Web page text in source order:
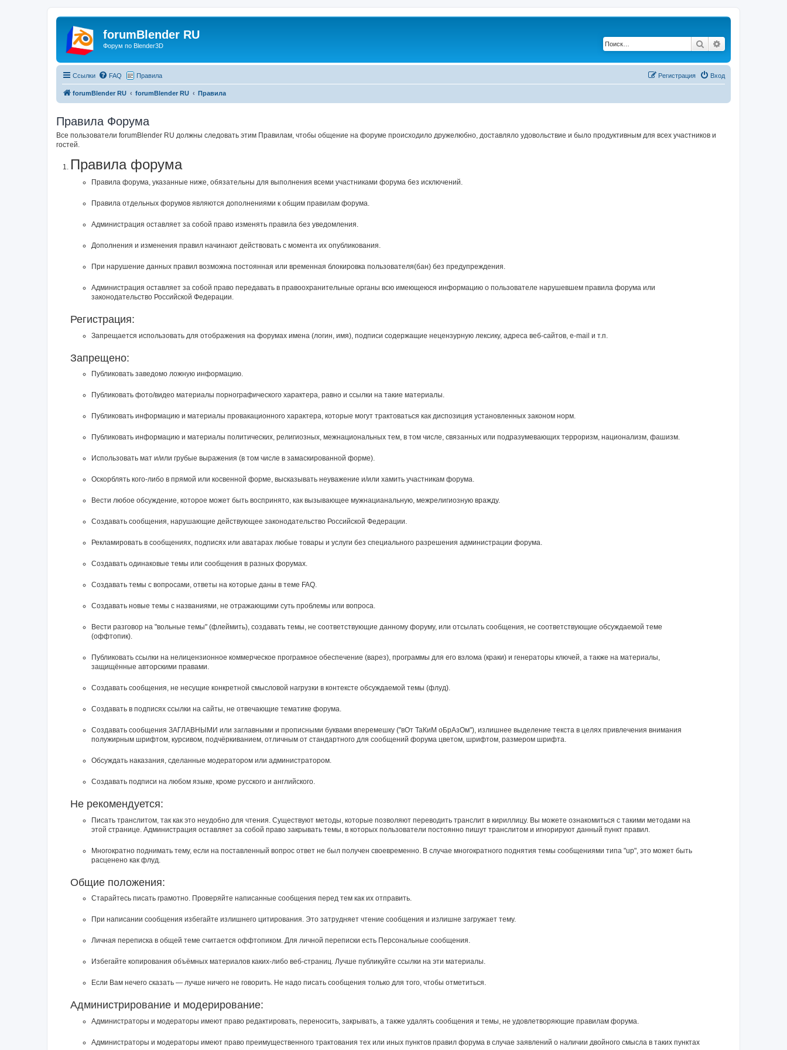
forumBlender RU
Форум по Blender3D Поиск
Ссылки FAQ Правила Вход
Регистрация
forumBlender RU forumBlender RU Правила
Правила Форума
Все пользователи forumBlender RU должны следовать этим Правилам, чтобы общение на форуме происходило дружелюбно, доставляло удовольствие и было продуктивным для всех участников и
гостей.
Правила форума
Правила форума, указанные ниже, обязательны для выполнения всеми участниками форума без исключений.
Правила отдельных форумов являются дополнениями к общим правилам форума.
Администрация оставляет за собой право изменять правила без уведомления.
Дополнения и изменения правил начинают действовать с момента их опубликования.
При нарушение данных правил возможна постоянная или временная блокировка пользователя(бан) без предупреждения.
Администрация оставляет за собой право передавать в правоохранительные органы всю имеющеюся информацию о пользователе нарушевшем правила форума или
законодательство Российской Федерации.
Регистрация:
Запрещается использовать для отображения на форумах имена (логин, имя), подписи содержащие нецензурную лексику, адреса веб-сайтов, e-mail и т.п.
Запрещено:
Публиковать заведомо ложнyю инфоpмацию.
Публиковать фото/видео материалы порнографического характера, равно и ссылки на такие материалы.
Публиковать инфоpмацию и материалы провакационного характера, которые могут трактоваться как диспозиция установленных законом норм.
Публиковать информацию и материалы политических, религиозных, межнациональных тем, в том числе, связанных или подразумевающих терроризм, национализм, фашизм.
Использовать мат и/или грубые выражения (в том числе в замаскированной форме).
Оскорблять кого-либо в прямой или косвенной форме, высказывать неуважение и/или хамить участникам форума.
Вести любое обсуждение, которое может быть воспринято, как вызывающее мужнацианальную, межрелигиозную вражду.
Создавать сообщения, наpyшающие действyющее законодательство Российской Федерации.
Рекламировать в сообщениях, подписях или аватарах любые товары и услуги без специального разрешения администрации форума.
Создавать одинаковые темы или сообщения в разных форумах.
Создавать темы с вопросами, ответы на которые даны в теме FAQ.
Создавать новые темы с названиями, не отражающими суть проблемы или вопроса.
Вести разговор на "вольные темы" (флеймить), создавать темы, не соответствующие данному форуму, или отсылать сообщения, не соответствующие обсуждаемой теме
(оффтопик).
Публиковать ссылки на нелицензионное коммерческое програмное обеспечение (варез), программы для его взлома (краки) и генераторы ключей, а также на материалы,
защищённые авторскими правами.
Создавать сообщения, не несущие конкретной смысловой нагрузки в контексте обсуждаемой темы (флуд).
Создавать в подписях ссылки на сайты, не отвечающие тематике форума.
Cоздавать сообщения ЗАГЛАВНЫМИ или заглавными и прописными буквами вперемешку ("вОт ТаКиМ оБрАзОм"), излишнее выделение текста в целях привлечения внимания
полужирным шрифтом, курсивом, подчёркиванием, отличным от стандартного для сообщений форума цветом, шрифтом, размером шрифта.
Обсуждать наказания, сделанные модератором или администратором.
Создавать подписи на любом языке, кроме русского и английского.
Не рекомендуется:
Писать транслитом, так как это неудобно для чтения. Существуют методы, которые позволяют переводить транслит в кириллицу. Вы можете ознакомиться с такими методами на
этой странице. Администрация оставляет за собой право закрывать темы, в которых пользователи постоянно пишут транслитом и игнорируют данный пункт правил.
Многократно поднимать тему, если на поставленный вопрос ответ не был получен своевременно. В случае многократного поднятия темы сообщениями типа "up", это может быть
расценено как флуд.
Общие положения:
Старайтесь писать грамотно. Проверяйте написанные сообщения перед тем как их отправить.
При написании сообщения избегайте излишнего цитирования. Это затрудняет чтение сообщения и излишне загружает тему.
Личная переписка в общей теме считается оффтопиком. Для личной переписки есть Персональные сообщения.
Избегайте копирования объёмных материалов каких-либо веб-страниц. Лучше публикуйте ссылки на эти материалы.
Если Вам нечего сказать — лучше ничего не говорить. Не надо писать сообщения только для того, чтобы отметиться.
Администрирование и модерирование:
Администраторы и модераторы имеют право редактировать, переносить, закрывать, а также удалять сообщения и темы, не удовлетворяющие правилам форума.
Администраторы и модераторы имеют право преимущественного трактования тех или иных пунктов правил форума в случае заявлений о наличии двойного смысла в таких пунктах